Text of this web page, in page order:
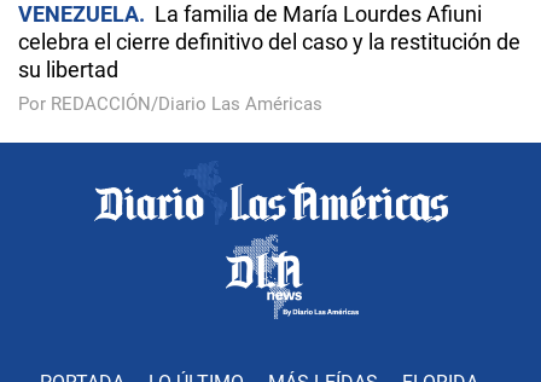
VENEZUELA
La familia de María Lourdes Afiuni
celebra el cierre definitivo del caso y la restitución de
su libertad
Por REDACCIÓN/Diario Las Américas